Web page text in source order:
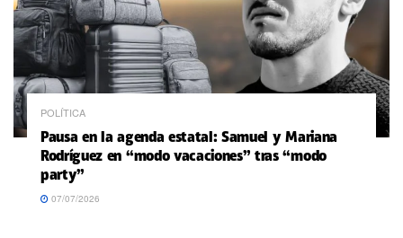
POLÍTICA
Pausa en la agenda estatal: Samuel y Mariana
Rodríguez en “modo vacaciones” tras “modo
party”
07/07/2026